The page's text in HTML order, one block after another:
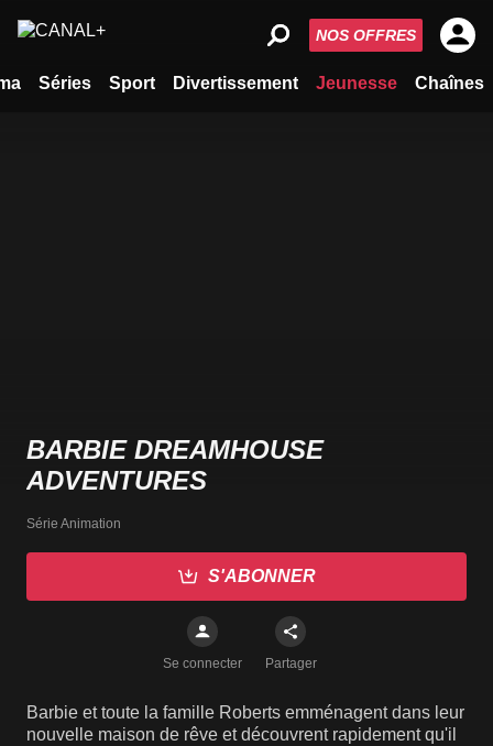
Séries Sport Divertissement Jeunesse Chaînes
NOS OFFRES
BARBIE DREAMHOUSE
ADVENTURES
Série Animation
S'ABONNER
Se connecter Partager
Barbie et toute la famille Roberts emménagent dans leur
nouvelle maison de rêve et découvrent rapidement qu'il